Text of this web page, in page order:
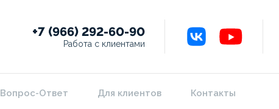
+7 (966) 292-60-90
Работа с клиентами
Вопрос-Ответ Для клиентов Контакты